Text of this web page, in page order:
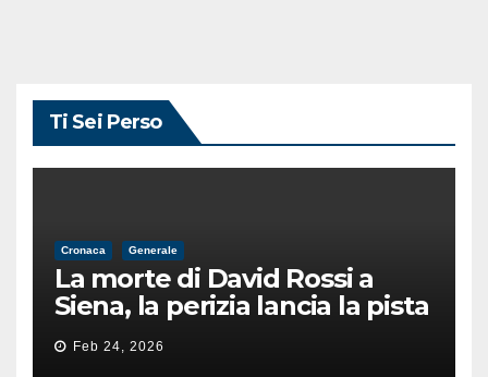
Ti Sei Perso
Cronaca Generale
La morte di David Rossi a
Siena, la perizia lancia la pista
di un’intimidazione finita
male
Feb 24, 2026